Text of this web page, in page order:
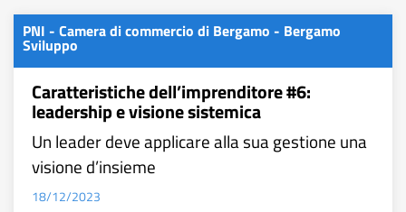
PNI - Camera di commercio di Bergamo - Bergamo
Sviluppo
Caratteristiche dell’imprenditore #6:
leadership e visione sistemica
Un leader deve applicare alla sua gestione una
visione d’insieme
18/12/2023